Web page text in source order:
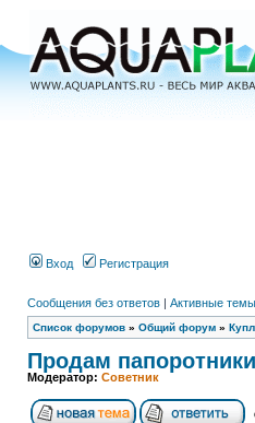
Вход Регистрация
Сообщения без ответов | Активные темы
Список форумов » Общий форум »
Продам
Модератор: Советник